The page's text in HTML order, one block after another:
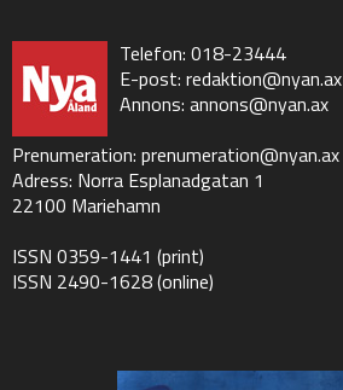
Telefon: 018-23444
E-post: redaktion@nyan.ax
Annons: annons@nyan.ax
Prenumeration: prenumeration@nyan.ax
Adress: Norra Esplanadgatan 1
22100 Mariehamn
ISSN 0359-1441 (print)
ISSN 2490-1628 (online)